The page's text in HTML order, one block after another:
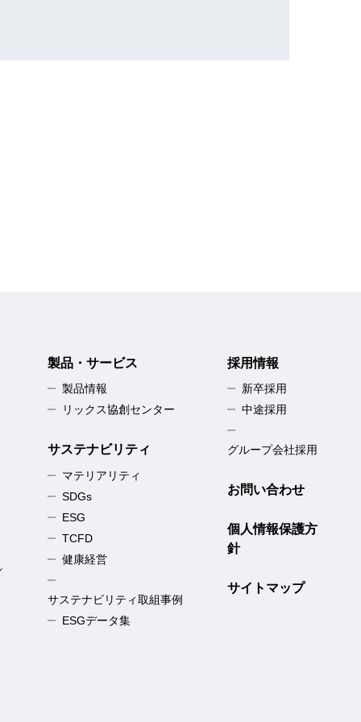
製品・サービス
製品情報
リックス協創センター
サステナビリティ
マテリアリティ
SDGs
ESG
TCFD
健康経営
サステナビリティ取組事例
ESGデータ集
採用情報
新卒採用
中途採用
グループ会社採用
お問い合わせ
個人情報保護方
針
サイトマップ